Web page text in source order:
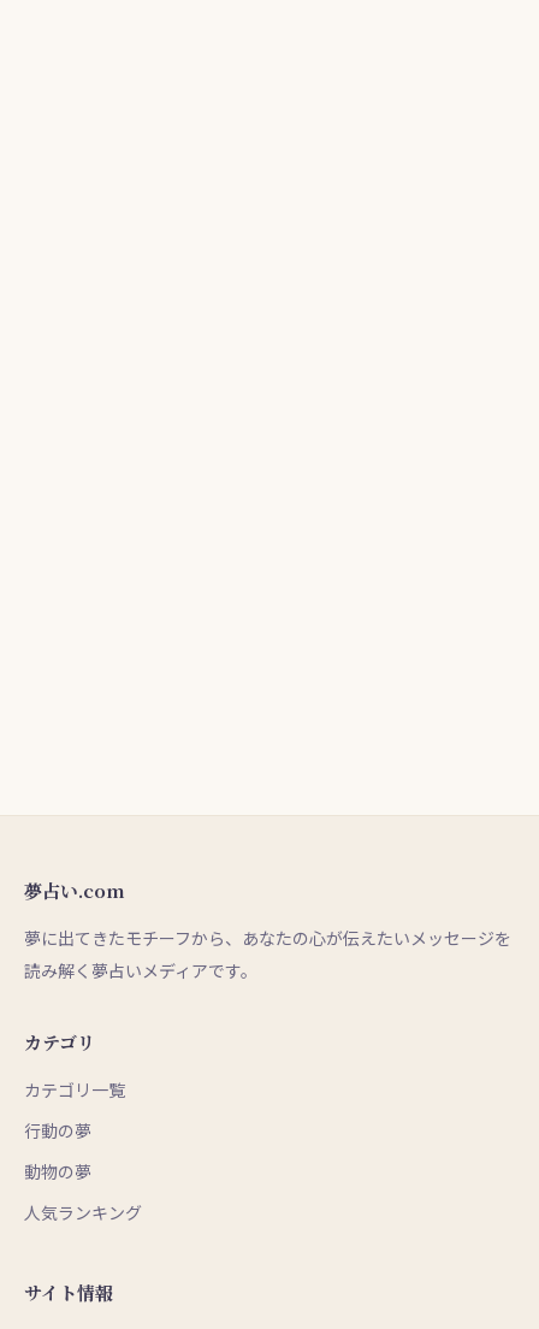
夢占い.com
夢に出てきたモチーフから、あなたの心が伝えたいメッセージを
読み解く夢占いメディアです。
カテゴリ
カテゴリ一覧
行動の夢
動物の夢
人気ランキング
サイト情報